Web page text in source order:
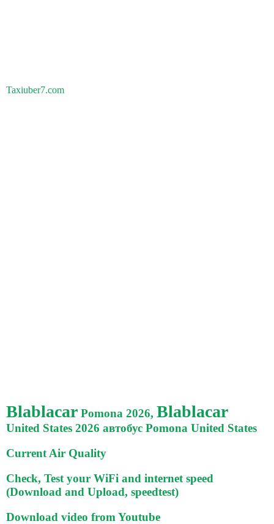
Taxiuber7.com
Blablacar Pomona 2026, Blablacar
United States 2026 автобус Pomona United States
Current Air Quality
Check, Test your WiFi and internet speed
(Download and Upload, speedtest)
Download video from Youtube